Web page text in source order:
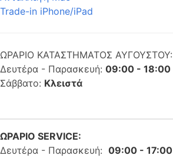
Trade-in iPhone/iPad
ΩΡΑΡΙΟ ΚΑΤΑΣΤΗΜΑΤΟΣ ΑΥΓΟΥΣΤΟΥ:
Δευτέρα - Παρασκευή: 09:00 - 18:00
Σάββατο: Κλειστά
ΩΡΑΡΙΟ SERVICE:
Δευτέρα - Παρασκευή: 09:00 - 17:00